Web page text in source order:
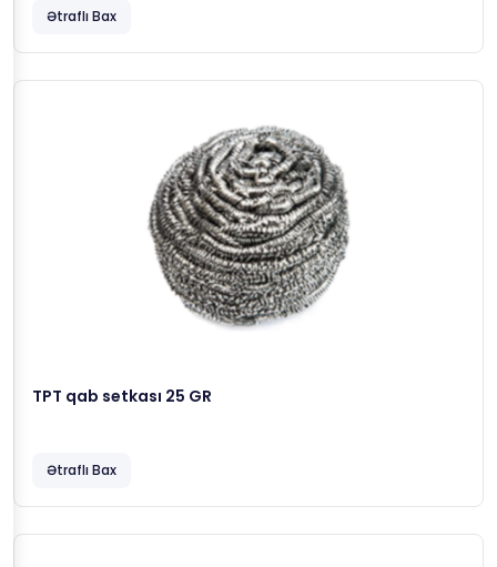
Ətraflı Bax
TPT qab setkası 25 GR
Ətraflı Bax